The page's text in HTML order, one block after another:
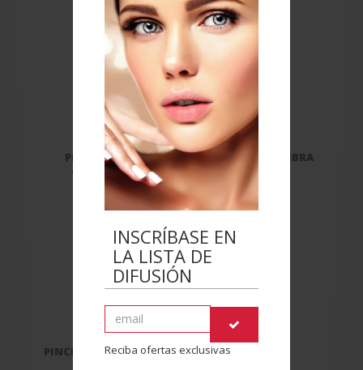
INSCRÍBASE EN
LA LISTA DE
DIFUSIÓN
Reciba ofertas exclusivas
PINCEL PARA
COLORETE
PINCEL PARA SOMBRA
DE OJOS
PINCEL PARA LABIOS